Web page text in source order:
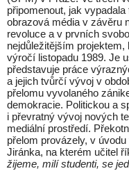
připomenout, jak
obrazová média v závěru
revoluce a v prvních
nejdůležitějším
výročí listopadu 1989. Je
představuje práce
a jejich tvůrčí vývoj v
přelomu vyvolaného
demokracie. Politickou a
i převratný vývoj nových
mediální prostředí.
přelom provázely, v
Jiránka, na kterém učitel
žijeme, milí studenti, se